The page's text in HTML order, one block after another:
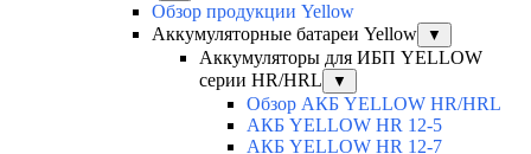
Обзор продукции Yellow
Аккумуляторные батареи Yellow
▼
Аккумуляторы для ИБП YELLOW
серии HR/HRL
▼
Обзор АКБ YELLOW HR/HRL
АКБ YELLOW HR 12-5
АКБ YELLOW HR 12-7